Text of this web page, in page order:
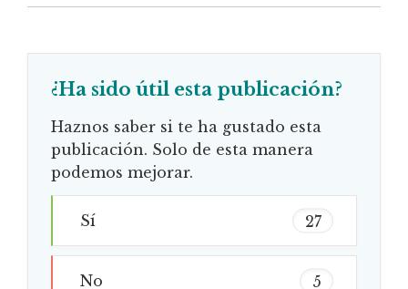
¿Ha sido útil esta publicación?
Haznos saber si te ha gustado esta
publicación. Solo de esta manera
podemos mejorar.
Sí 27
No 5